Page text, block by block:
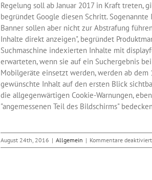
Regelung soll ab Januar 2017 in Kraft treten,
begründet Google diesen Schritt.
Banner sollen aber nicht zur Abstrafung
Inhalte direkt anzeigen", begründet
Suchmaschine indexierten Inhalte mit
erwarteten, wenn sie auf ein Suchergebnis
Mobilgeräte einsetzt werden, werden ab dem
gewünschte Inhalt auf den ersten Blick
die allgegenwärtigen Cookie-Warnungen,
"angemessenen Teil des Bildschirms"
August 24th, 2016 | Allgemein | Kommentare deaktiviert